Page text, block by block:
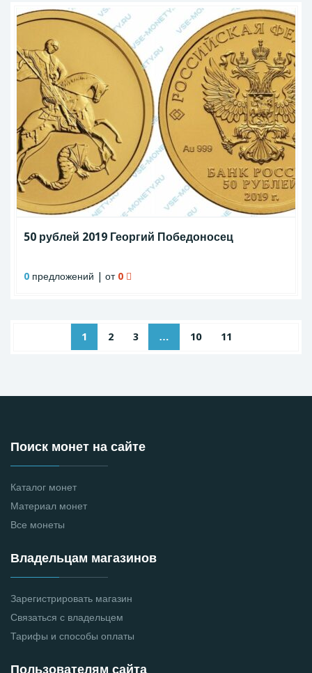
50 рублей 2019 Георгий Победоносец
0 предложений | от 0
1 2 3 … 10 11
Поиск монет на сайте
Каталог монет
Материал монет
Все монеты
Владельцам магазинов
Зарегистрировать магазин
Связаться с владельцем
Тарифы и способы оплаты
Пользователям сайта